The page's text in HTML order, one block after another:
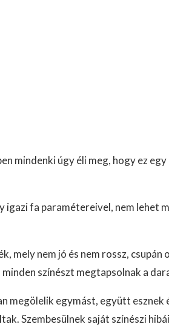
mindenki úgy éli meg, hogy ez
igazi fa paramétereivel, nem lehet
mely nem jó és nem rossz, csupán
színészt megtapsolnak a
megölelik egymást, együtt esznek
Szembesülnek saját színészi